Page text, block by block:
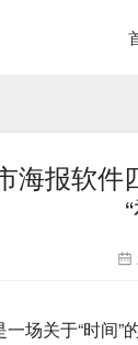
海报软件
场关于“时间”的